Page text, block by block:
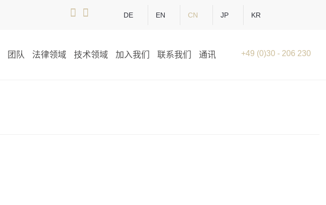
DE EN CN JP KR
团队 法律领域 技术领域 加入我们 联系我们 通讯 +49 (0)30 - 206 230